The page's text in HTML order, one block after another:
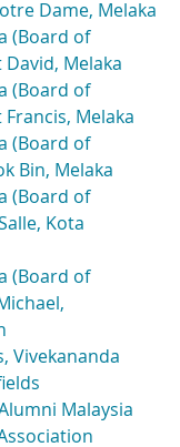
Dame, Melaka
(Board of
David, Melaka
(Board of
Melaka
(Board of
Bin, Melaka
(Board of
Kota
(Board of
Vivekananda
Malaysia